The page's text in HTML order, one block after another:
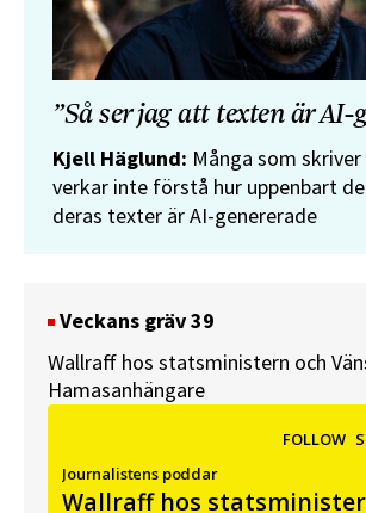
”Så ser jag att texten är AI-
Kjell Häglund: Många som
verkar inte förstå hur uppenbart
deras texter är AI-genererade
Veckans gräv 39
Wallraff hos statsministern och
Hamasanhängare